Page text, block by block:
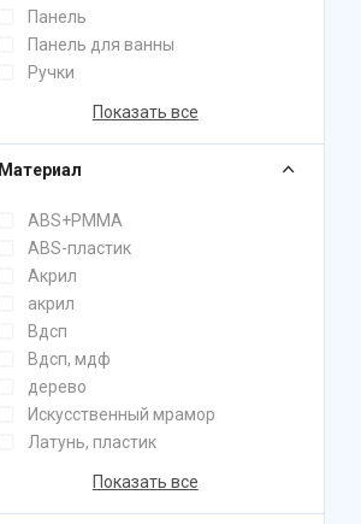
Панель
Панель для ванны
Ручки
Показать все
Материал
ABS+PMMA
ABS-пластик
Акрил
акрил
Вдсп
Вдсп, мдф
дерево
Искусственный мрамор
Латунь, пластик
Показать все